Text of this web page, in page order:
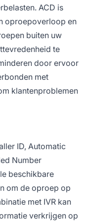
systemen om
oproepen
agenten
ACD is
oproepoverloop en
buiten uw
te
door ervoor
met
klantenproblemen
ID, Automatic
Number
beschikbare
om de oproep op
met IVR kan
verkrijgen op